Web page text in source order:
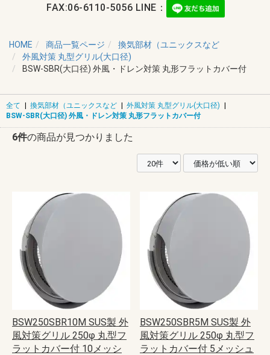
FAX:06-6110-5056 LINE：
HOME 商品一覧ページ
換気部材（ユニックスなど
外風対策 丸型グリル(大口径)
BSW-SBR(大口径) 外風・ドレン対策 丸形フラットカバー付
全て | 換気部材（ユニックスなど | 外風対策 丸型グリル(大口径) |
BSW-SBR(大口径) 外風・ドレン対策 丸形フラットカバー付
6件の商品が見つかりました
BSW250SBR10M SUS製 外
風対策グリル 250φ 丸型フ
ラットカバー付 10メッシ
BSW250SBR5M SUS製 外
風対策グリル 250φ 丸型フ
ラットカバー付 5メッシュ